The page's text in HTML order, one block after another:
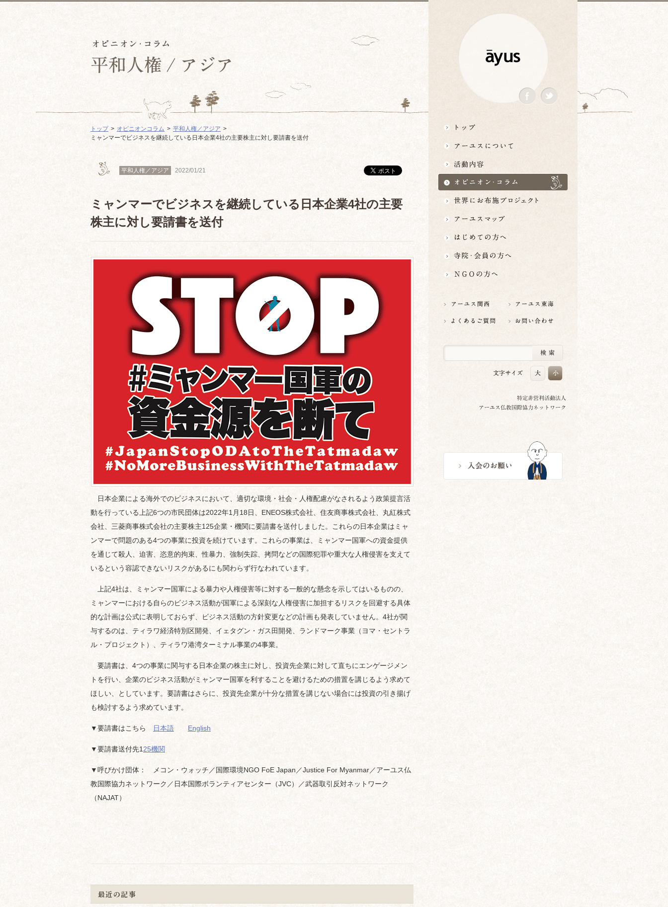
トップ オピニオンコラム
平和人権／アジア
ミャンマーでビジネスを継続している日本企業4社の主要株主に対し要請書を送付
平和人権／アジア 2022/01/21
ミャンマーでビジネスを継続している日本企業4社の主要
株主に対し要請書を送付
日本企業による海外でのビジネスにおいて、適切な環境・社会・人権配慮がなされるよう政策提言活
動を行っている上記6つの市民団体は2022年1月18日、ENEOS株式会社、住友商事株式会社、丸紅株式
会社、三菱商事株式会社の主要株主125企業・機関に要請書を送付しました。これらの日本企業はミャ
ンマーで問題のある4つの事業に投資を続けています。これらの事業は、ミャンマー国軍への資金提供
を通じて殺人、迫害、恣意的拘束、性暴力、強制失踪、拷問などの国際犯罪や重大な人権侵害を支えて
いるという容認できないリスクがあるにも関わらず行なわれています。
上記4社は、ミャンマー国軍による暴力や人権侵害等に対する一般的な懸念を示してはいるものの、
ミャンマーにおける自らのビジネス活動が国軍による深刻な人権侵害に加担するリスクを回避する具体
的な計画は公式に表明しておらず、ビジネス活動の方針変更などの計画も発表していません。4社が関
与するのは、ティラワ経済特別区開発、イェタグン・ガス田開発、ランドマーク事業（ヨマ・セントラ
ル・プロジェクト）、ティラワ港湾ターミナル事業の4事業。
要請書は、4つの事業に関与する日本企業の株主に対し、投資先企業に対して直ちにエンゲージメン
トを行い、企業のビジネス活動がミャンマー国軍を利することを避けるための措置を講じるよう求めて
ほしい、としています。要請書はさらに、投資先企業が十分な措置を講じない場合には投資の引き揚げ
も検討するよう求めています。
▼要請書はこちら 日本語 English
▼要請書送付先1 25機関
▼呼びかけ団体： メコン・ウォッチ／国際環境NGO FoE Japan／Justice For Myanmar／アーユス仏
教国際協力ネットワーク／日本国際ボランティアセンター（JVC）／武器取引反対ネットワーク
（NAJAT）
最近の記事